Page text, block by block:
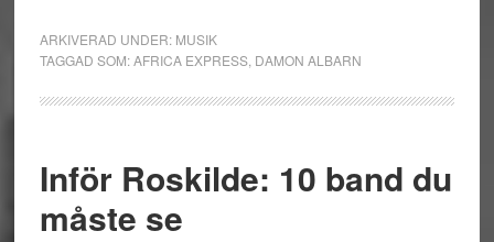
ARKIVERAD UNDER: MUSIK
TAGGAD SOM:AFRICA EXPRESS, DAMON ALBARN
Inför Roskilde: 10 band du
måste se